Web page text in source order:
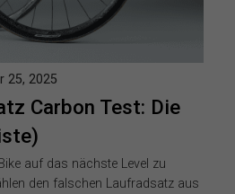
Carbon Test: Die
25, 2025
auf das nächste Level zu
den falschen Laufradsatz aus